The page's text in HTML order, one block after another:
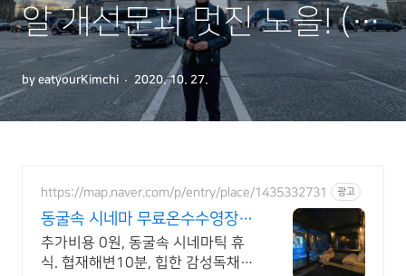
알 개선문과 멋진 노을! (프
랑스 자유여행)
by eatyourKimchi 2020. 10. 27.
https://map.naver.com/p/entry/place/1435332731 광고
동굴속 시네마 무료온수수영장
독특하고 아늑한 제주 아지트
추가비용 0원, 동굴속 시네마틱 휴
식. 협재해변10분, 힙한 감성독채,